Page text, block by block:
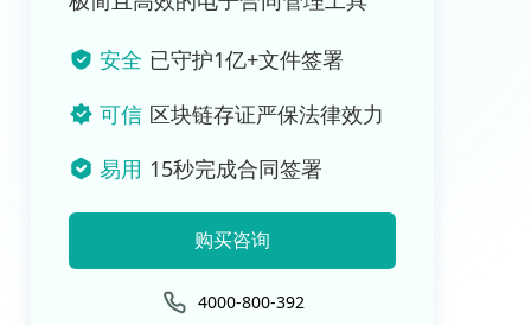
安全 已守护1亿+文件签署
可信 区块链存证严保法律效力
易用 15秒完成合同签署
购买咨询
4000-800-392